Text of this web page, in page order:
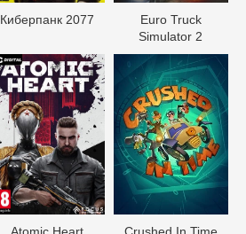
Киберпанк 2077
Euro Truck
Simulator 2
Atomic Heart Crushed In Time